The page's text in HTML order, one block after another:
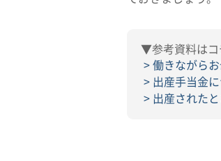
▼参考資料はコ
働きながら
出産手当金
出産された